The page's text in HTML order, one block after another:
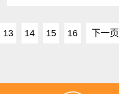
13 14 15 16 下一页